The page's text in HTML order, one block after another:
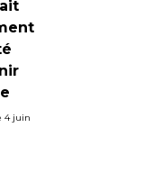
4 juin